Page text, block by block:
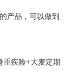
品，可以做到
重疾险+大麦定期